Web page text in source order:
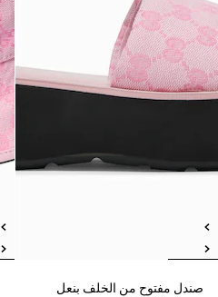
صندل مفتوح من الخلف بنعل